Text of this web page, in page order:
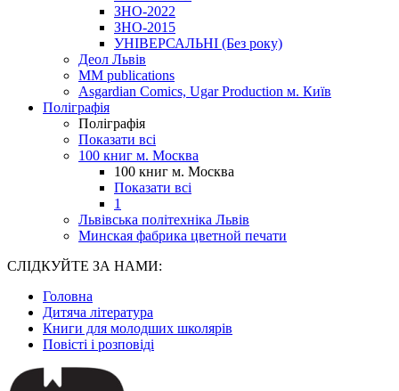
ЗНО-2022
ЗНО-2015
УНІВЕРСАЛЬНІ (Без року)
Деол Львів
MM publications
Asgardian Comics, Ugar Production м. Київ
Поліграфія
Поліграфія
Показати всі
100 книг м. Москва
100 книг м. Москва
Показати всі
1
Львівська політехніка Львів
Минская фабрика цветной печати
СЛІДКУЙТЕ ЗА НАМИ:
Головна
Дитяча література
Книги для молодших школярів
Повісті і розповіді